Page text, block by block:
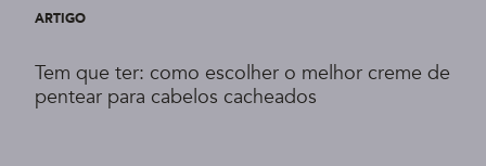
ARTIGO
Tem que ter: como escolher o melhor creme de
pentear para cabelos cacheados